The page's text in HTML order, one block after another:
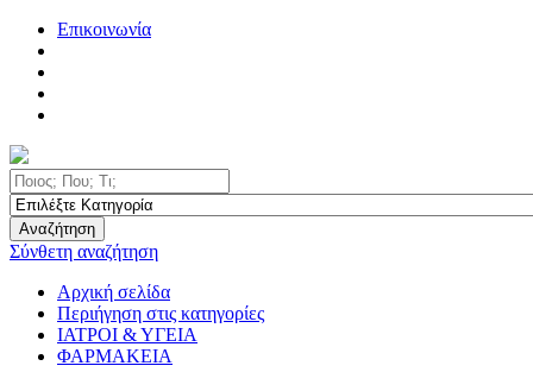
Επικοινωνία
Αναζήτηση
Σύνθετη αναζήτηση
Αρχική σελίδα
Περιήγηση στις κατηγορίες
ΙΑΤΡΟΙ & ΥΓΕΙΑ
ΦΑΡΜΑΚΕΙΑ